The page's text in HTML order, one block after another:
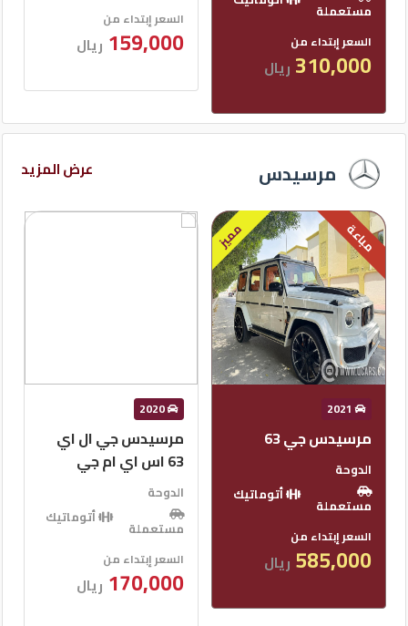
السعر إبتداء من
159,000
السعر إبتداء من
69,000 ريال
مرسيدس عرض المزيد
2020
مرسيدس جي ال اي
63 اس اي ام جي
الدوحة
مستعملة
السعر إبتداء من
170,000
2020
مرسيدس جي ال سي -
كلاس
الدوحة
مستعملة
أتوماتيك
السعر إبتداء من
165,000 ريال